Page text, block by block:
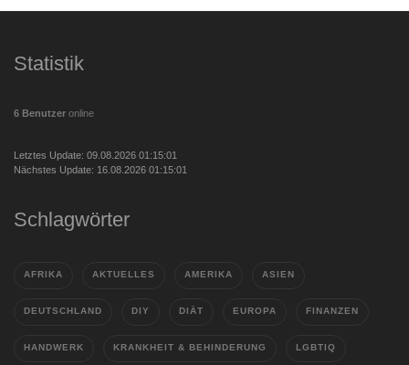
Statistik
6 Benutzer online
Letztes Update: 09.08.2026 01:15:01
Nächstes Update: 16.08.2026 01:15:01
Schlagwörter
AFRIKA AKTUELLES AMERIKA ASIEN
DEUTSCHLAND DIY DIÄT EUROPA FINANZEN
HANDWERK KRANKHEIT & BEHINDERUNG LGBTIQ